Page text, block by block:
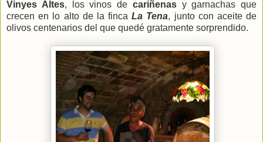
Vinyes Altes, los vinos de cariñenasy garnachas que
crecen en lo alto de la fincaLa Tena, junto con aceite de
olivos centenarios del que quedé gratamente sorprendido.